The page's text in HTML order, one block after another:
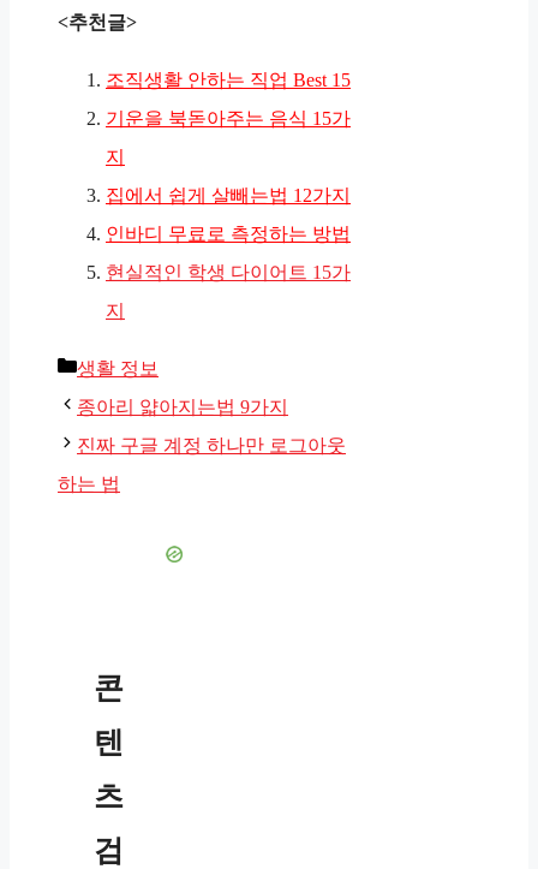
<추천글>
조직생활 안하는 직업 Best 15
기운을 북돋아주는 음식 15가
지
집에서 쉽게 살빼는법 12가지
인바디 무료로 측정하는 방법
현실적인 학생 다이어트 15가
지
카
테
고
리
생활 정보
종아리 얇아지는법 9가지
진짜 구글 계정 하나만 로그아웃
하는 법
콘
텐
츠
검